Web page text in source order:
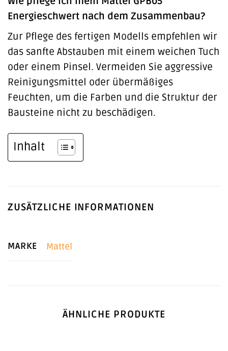
Energieschwert nach dem Zusammenbau?
Zur Pflege des fertigen Modells empfehlen wir
das sanfte Abstauben mit einem weichen Tuch
oder einem Pinsel. Vermeiden Sie aggressive
Reinigungsmittel oder übermäßiges
Feuchten, um die Farben und die Struktur der
Bausteine nicht zu beschädigen.
Inhalt
ZUSÄTZLICHE INFORMATIONEN
MARKE Mattel
ÄHNLICHE PRODUKTE